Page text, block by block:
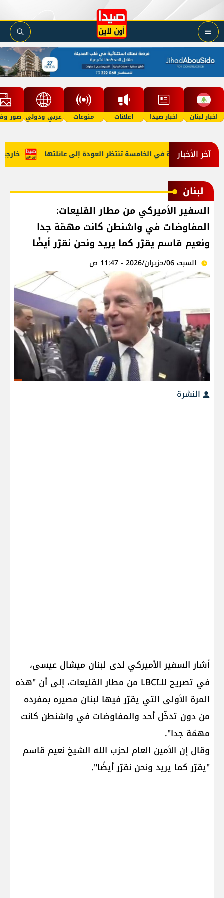
اخبار لبنان اخبار صيدا اعلانات منوعات عربي ودولي صور
آخر الأخبار خارجية "أمل"؟ طفلة في الخامسة تنتظر العودة إلى عائلتها
لبنان
السفير الأميركي من مطار القليعات:
المفاوضات في واشنطن كانت مهمّة جدا
ونعيم قاسم يقرّر كما يريد ونحن نقرّر أيضًا
السبت 06/حزيران/2026 - 11:47 ص
النشرة
أشار السفير الأميركي لدى لبنان ​ميشال عيسى​،
في تصريح للـLBCI من مطار القليعات، إلى أن "هذه
المرة الأولى التي يقرّر فيها لبنان مصيره بمفرده
من دون تدخّل أحد والمفاوضات في واشنطن كانت
مهمّة جدا".
وقال إن الأمين العام لحزب الله الشيخ ​نعيم قاسم​
"يقرّر كما يريد ونحن نقرّر أيضًا".